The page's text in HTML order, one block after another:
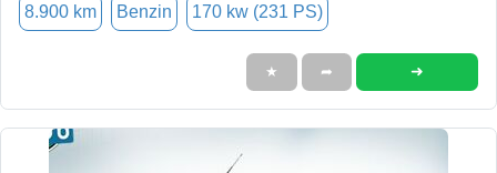
8.900 km Benzin 170 kw (231 PS)
★ ➦ ➜